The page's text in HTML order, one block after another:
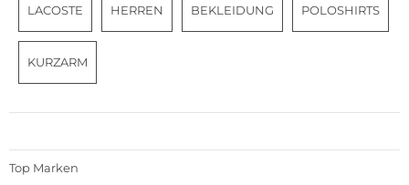
LACOSTE HERREN BEKLEIDUNG POLOSHIRTS
KURZARM
Top Marken